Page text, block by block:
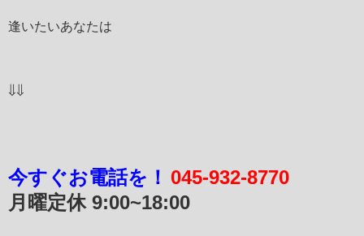
逢いたいあなたは
⇓⇓
今すぐお電話を！ 045-932-8770
月曜定休 9:00~18:00